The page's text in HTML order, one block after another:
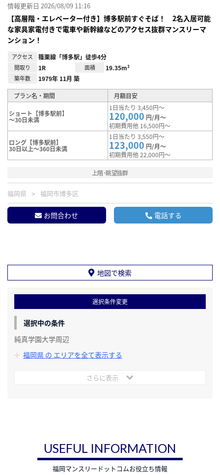
情報更新日 2026/08/09 11:16
【高層階・エレベーター付き】博多駅前すぐそば！ 2名入居可能
な家具家電付きで電車や新幹線などのアクセス抜群マンスリーマ
ンション！
アクセス 篠栗線「博多駅」徒歩4分
間取り 1R 面積 19.35m²
築年数 1979年 11月 築
プラン名・期間 月額目安
ショート【博多駅前】
～30日未満
1日当たり 3,450円～
120,000 円/月～
初期費用他 16,500円～
ロング【博多駅前】
30日以上～360日未満
1日当たり 3,550円～
123,000 円/月～
初期費用他 22,000円～
上階･眺望抜群
福岡県 福岡市博多区
お問合わせ 電話する
地図で検索
選択条件変更
選択中の条件
純真学園大学周辺
福岡県 の エリアを全て表示する
さらに表示
USEFUL INFORMATION
福岡マンスリードットコムお役立ち情報